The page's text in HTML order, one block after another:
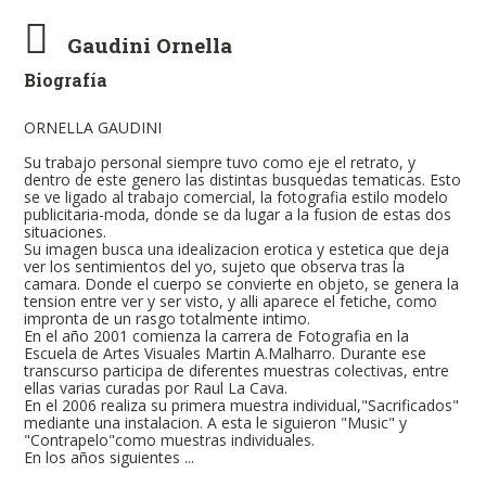
Gaudini Ornella
Biografía
ORNELLA GAUDINI
Su trabajo personal siempre tuvo como eje el retrato, y
dentro de este genero las distintas busquedas tematicas. Esto
se ve ligado al trabajo comercial, la fotografia estilo modelo
publicitaria-moda, donde se da lugar a la fusion de estas dos
situaciones.
Su imagen busca una idealizacion erotica y estetica que deja
ver los sentimientos del yo, sujeto que observa tras la
camara. Donde el cuerpo se convierte en objeto, se genera la
tension entre ver y ser visto, y alli aparece el fetiche, como
impronta de un rasgo totalmente intimo.
En el año 2001 comienza la carrera de Fotografia en la
Escuela de Artes Visuales Martin A.Malharro. Durante ese
transcurso participa de diferentes muestras colectivas, entre
ellas varias curadas por Raul La Cava.
En el 2006 realiza su primera muestra individual,"Sacrificados"
mediante una instalacion. A esta le siguieron "Music" y
"Contrapelo"como muestras individuales.
En los años siguientes ...